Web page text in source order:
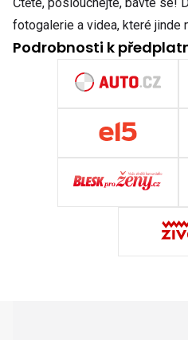
fotogalerie a videa, které jinde
Podrobnosti k